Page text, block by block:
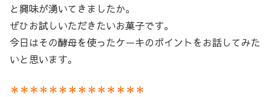
と興味が湧いてきましたか。
ぜひお試しいただきたいお菓子です。
今日はその酵母を使ったケーキのポイントをお話してみた
いと思います。
＊＊＊＊＊＊＊＊＊＊＊＊＊＊